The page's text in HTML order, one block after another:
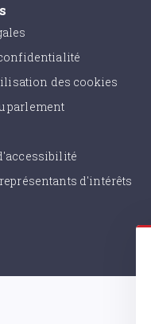
des cookies
parlement
d'intérêts